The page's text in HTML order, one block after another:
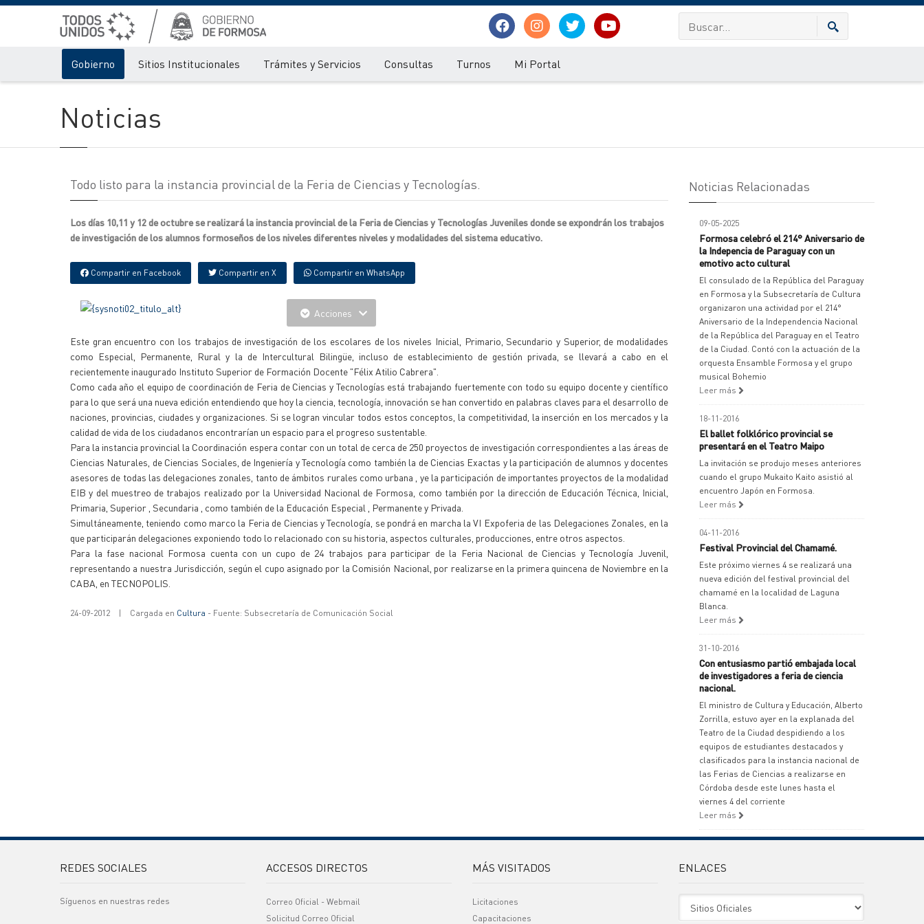
Gobierno Sitios Institucionales Trámites y Servicios Consultas Turnos Mi Portal
Noticias
Todo listo para la instancia provincial de la Feria de Ciencias y Tecnologías.
Los días 10,11 y 12 de octubre se realizará la instancia provincial de la Feria de Ciencias y Tecnologías Juveniles donde se expondrán los trabajos
de investigación de los alumnos formoseños de los niveles diferentes niveles y modalidades del sistema educativo.
Compartir en Facebook Compartir en X Compartir en WhatsApp
Acciones
Este gran encuentro con los trabajos de investigación de los escolares de los niveles Inicial, Primario, Secundario y Superior, de modalidades
como Especial, Permanente, Rural y la de Intercultural Bilingüe, incluso de establecimiento de gestión privada, se llevará a cabo en el
recientemente inaugurado Instituto Superior de Formación Docente "Félix Atilio Cabrera".
Como cada año el equipo de coordinación de Feria de Ciencias y Tecnologías está trabajando fuertemente con todo su equipo docente y científico
para lo que será una nueva edición entendiendo que hoy la ciencia, tecnología, innovación se han convertido en palabras claves para el desarrollo de
naciones, provincias, ciudades y organizaciones. Si se logran vincular todos estos conceptos, la competitividad, la inserción en los mercados y la
calidad de vida de los ciudadanos encontrarían un espacio para el progreso sustentable.
Para la instancia provincial la Coordinación espera contar con un total de cerca de 250 proyectos de investigación correspondientes a las áreas de
Ciencias Naturales, de Ciencias Sociales, de Ingeniería y Tecnología como también la de Ciencias Exactas y la participación de alumnos y docentes
asesores de todas las delegaciones zonales, tanto de ámbitos rurales como urbana , ye la participación de importantes proyectos de la modalidad
EIB y del muestreo de trabajos realizado por la Universidad Nacional de Formosa, como también por la dirección de Educación Técnica, Inicial,
Primaria, Superior , Secundaria , como también de la Educación Especial , Permanente y Privada.
Simultáneamente, teniendo como marco la Feria de Ciencias y Tecnología, se pondrá en marcha la VI Expoferia de las Delegaciones Zonales, en la
que participarán delegaciones exponiendo todo lo relacionado con su historia, aspectos culturales, producciones, entre otros aspectos.
Para la fase nacional Formosa cuenta con un cupo de 24 trabajos para participar de la Feria Nacional de Ciencias y Tecnología Juvenil,
representando a nuestra Jurisdicción, según el cupo asignado por la Comisión Nacional, por realizarse en la primera quincena de Noviembre en la
CABA, en TECNOPOLIS.
24-09-2012 | Cargada en Cultura - Fuente: Subsecretaría de Comunicación Social
Noticias Relacionadas
09-05-2025
Formosa celebró el 214° Aniversario de
la Indepencia de Paraguay con un
emotivo acto cultural
El consulado de la República del Paraguay
en Formosa y la Subsecretaría de Cultura
organizaron una actividad por el 214°
Aniversario de la Independencia Nacional
de la República del Paraguay en el Teatro
de la Ciudad. Contó con la actuación de la
orquesta Ensamble Formosa y el grupo
musical Bohemio
Leer más
18-11-2016
El ballet folklórico provincial se
presentará en el Teatro Maipo
La invitación se produjo meses anteriores
cuando el grupo Mukaito Kaito asistió al
encuentro Japón en Formosa.
Leer más
04-11-2016
Festival Provincial del Chamamé.
Este próximo viernes 4 se realizará una
nueva edición del festival provincial del
chamamé en la localidad de Laguna
Blanca.
Leer más
31-10-2016
Con entusiasmo partió embajada local
de investigadores a feria de ciencia
nacional.
El ministro de Cultura y Educación, Alberto
Zorrilla, estuvo ayer en la explanada del
Teatro de la Ciudad despidiendo a los
equipos de estudiantes destacados y
clasificados para la instancia nacional de
las Ferias de Ciencias a realizarse en
Córdoba desde este lunes hasta el
viernes 4 del corriente
Leer más
REDES SOCIALES
Síguenos en nuestras redes
ACCESOS DIRECTOS
Correo Oficial - Webmail
Solicitud Correo Oficial
MÁS VISITADOS
Licitaciones
Capacitaciones
ENLACES